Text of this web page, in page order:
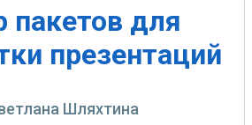
пакетов для
презентаций
Шляхтина